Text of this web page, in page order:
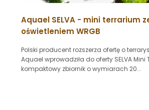
Aquael SELVA - mini terrarium
oświetleniem WRGB
Polski producent rozszerza ofertę o
Aquael wprowadziła do oferty SELVA Mini
kompaktowy zbiornik o wymiarach 20...